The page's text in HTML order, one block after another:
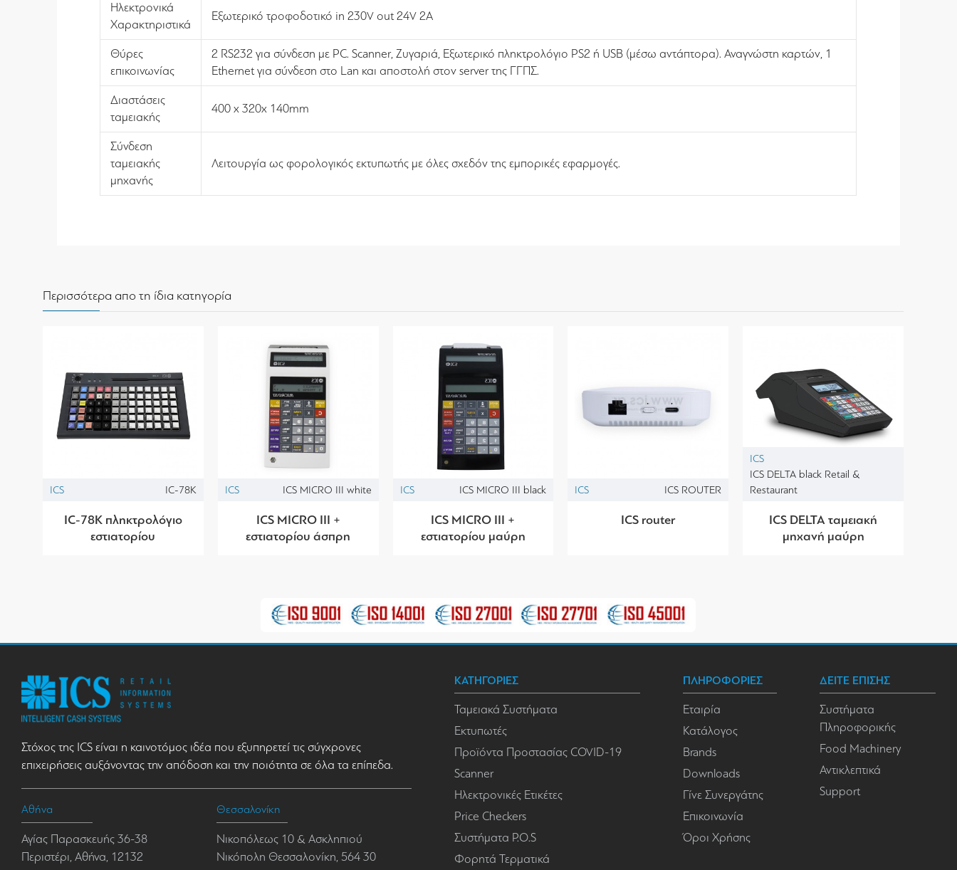
Ηλεκτρονικά
Χαρακτηριστικά
Εξωτερικό τροφοδοτικό in 230V out 24V 2A
Θύρες
επικοινωνίας
2 RS232 για σύνδεση με PC. Scanner, Ζυγαριά, Εξωτερικό πληκτρολόγιο PS2 ή USB (μέσω αντάπτορα). Αναγνώστη καρτών, 1
Ethernet για σύνδεση στο Lan και αποστολή στον server της ΓΓΠΣ.
Διαστάσεις
ταμειακής
400 x 320x 140mm
Σύνδεση
ταμειακής
μηχανής
Λειτουργία ως φορολογικός εκτυπωτής με όλες σχεδόν της εμπορικές εφαρμογές.
Περισσότερα απο τη ίδια κατηγορία
ICS IC-78K
IC-78K πληκτρολόγιο
εστιατορίου
ICS ICS MICRO III white
ICS MICRO III +
εστιατορίου άσπρη
ICS ICS MICRO III black
ICS MICRO III +
εστιατορίου μαύρη
ICS ICS ROUTER
ICS router
ICS
ICS DELTA black Retail &
Restaurant
ICS DELTA ταμειακή
μηχανή μαύρη
Στόχος της ICS είναι η καινοτόμος ιδέα που εξυπηρετεί τις σύγχρονες
επιχειρήσεις αυξάνοντας την απόδοση και την ποιότητα σε όλα τα επίπεδα.
Αθήνα
Αγίας Παρασκευής 36-38
Περιστέρι, Αθήνα, 12132
Θεσσαλονίκη
Νικοπόλεως 10 & Ασκληπιού
Νικόπολη Θεσσαλονίκη, 564 30
ΚΑΤΗΓΟΡΙΕΣ
Ταμειακά Συστήματα
Εκτυπωτές
Προϊόντα Προστασίας COVID-19
Scanner
Ηλεκτρονικές Ετικέτες
Price Checkers
Συστήματα P.O.S
Φορητά Τερματικά
ΠΛΗΡΟΦΟΡΙΕΣ
Εταιρία
Κατάλογος
Brands
Downloads
Γίνε Συνεργάτης
Επικοινωνία
Όροι Χρήσης
ΔΕΙΤΕ ΕΠΙΣΗΣ
Συστήματα
Πληροφορικής
Food Machinery
Αντικλεπτικά
Support